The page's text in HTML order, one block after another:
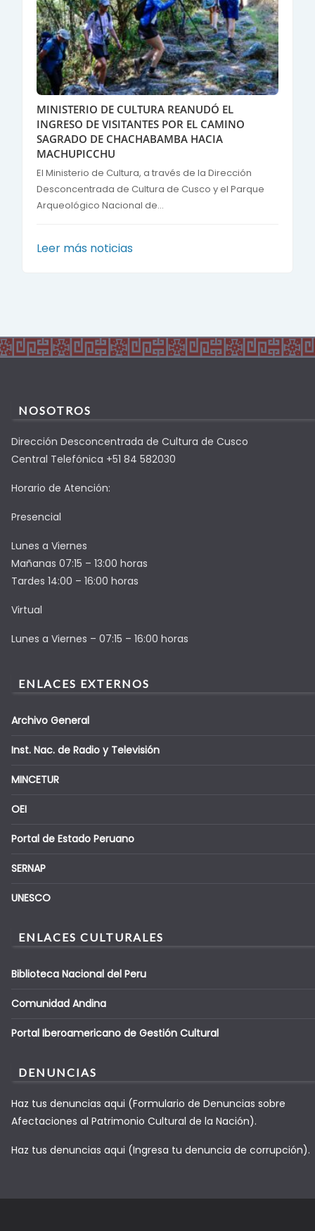
MINISTERIO DE CULTURA REANUDÓ EL
INGRESO DE VISITANTES POR EL CAMINO
SAGRADO DE CHACHABAMBA HACIA
MACHUPICCHU
El Ministerio de Cultura, a través de la Dirección
Desconcentrada de Cultura de Cusco y el Parque
Arqueológico Nacional de...
Leer más noticias
NOSOTROS
Dirección Desconcentrada de Cultura de Cusco
Central Telefónica +51 84 582030
Horario de Atención:
Presencial
Lunes a Viernes
Mañanas 07:15 – 13:00 horas
Tardes 14:00 – 16:00 horas
Virtual
Lunes a Viernes – 07:15 – 16:00 horas
ENLACES EXTERNOS
Archivo General
Inst. Nac. de Radio y Televisión
MINCETUR
OEI
Portal de Estado Peruano
SERNAP
UNESCO
ENLACES CULTURALES
Biblioteca Nacional del Peru
Comunidad Andina
Portal Iberoamericano de Gestión Cultural
DENUNCIAS
Haz tus denuncias aqui (Formulario de Denuncias sobre
Afectaciones al Patrimonio Cultural de la Nación).
Haz tus denuncias aqui (Ingresa tu denuncia de corrupción).